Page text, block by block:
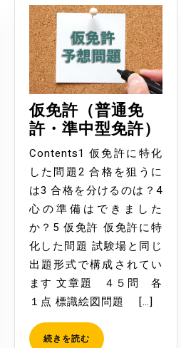
仮免許（普通免
許・準中型免許）
免
許
（普
通
免
許・
準
中
Contents1 仮免許に特化
した問題2 合格を狙うに
は3 合格を分けるのは？4
心の準備はできました
か？5 仮免許 仮免許に特
化した問題 試験場と同じ
出題形式で構成されてい
ます 文章題 ４５問 各
１点 標識絵図問題 […]
続きを読む続